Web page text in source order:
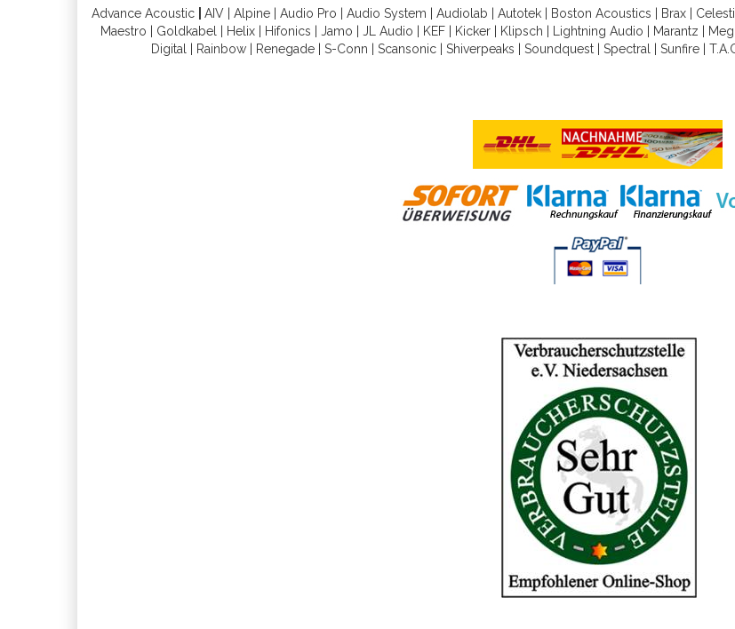
Advance Acoustic
AIV Alpine Audio Pro Audio System Audiolab Autotek Boston Acoustics Brax
Maestro
Goldkabel Helix| Hifonics Jamo JL Audio KEF| Kicker| Klipsch Lightning Audio Marantz
Digital
Rainbow Renegade S-Conn Scansonic Shiverpeaks Soundquest Spectral Sunfire